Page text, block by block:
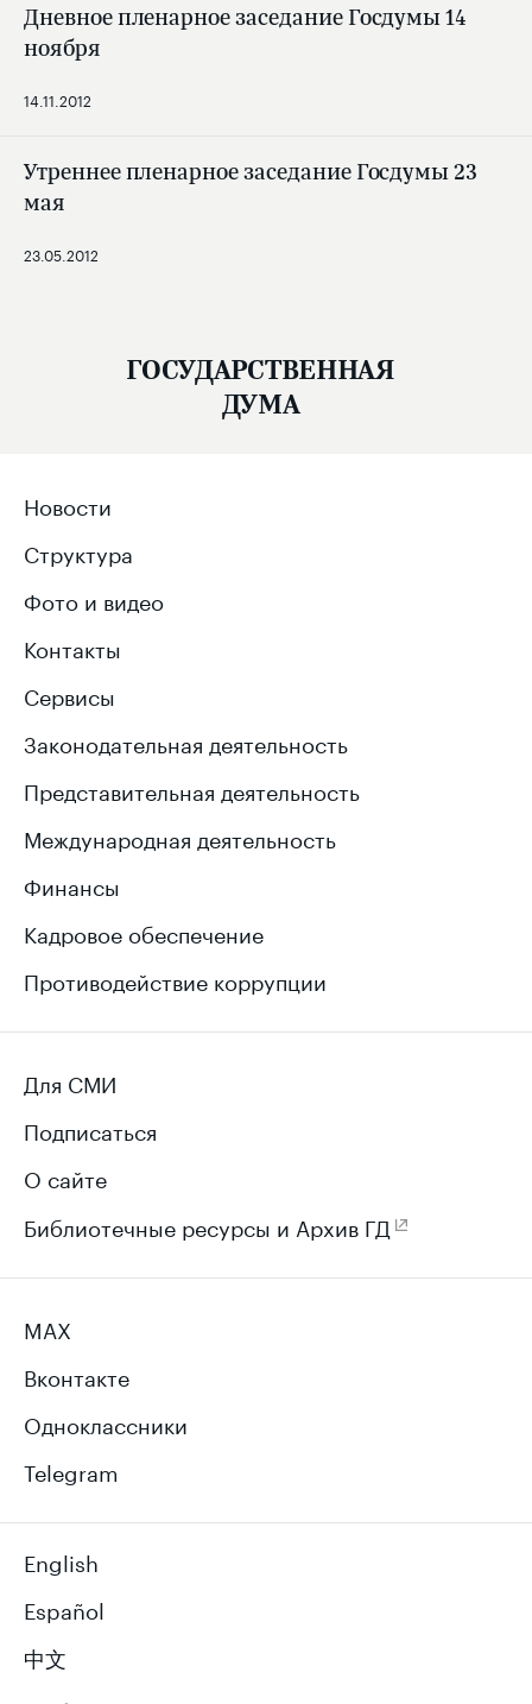
14.11.2012
Дневное пленарное заседание Госдумы 14
ноября
23.05.2012
Утреннее пленарное заседание Госдумы 23
мая
ГОСУДАРСТВЕННАЯ
ДУМА
Новости
Структура
Фото и видео
Контакты
Сервисы
Законодательная деятельность
Представительная деятельность
Международная деятельность
Финансы
Кадровое обеспечение
Противодействие коррупции
Для СМИ
Подписаться
О сайте
Библиотечные ресурсы и Архив ГД
MAX
Вконтакте
Одноклассники
Telegram
English
Español
中文